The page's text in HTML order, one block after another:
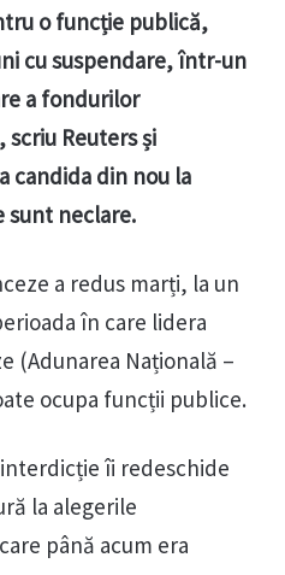
o funcție publică,
cu suspendare, într-un
a fondurilor
scriu Reuters și
candida din nou la
sunt neclare.
a redus marți, la un
în care lidera
(Adunarea Națională –
ocupa funcții publice.
îi redeschide
la alegerile
până acum era